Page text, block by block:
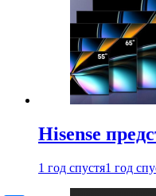
Hisense
1 год спустя1 год